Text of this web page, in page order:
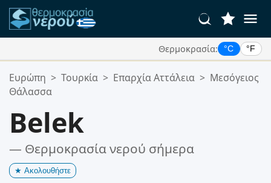
Θερμοκρασία: °C °F
Οι Αγαπημένες σας Τοποθεσίες:
Η λίστα αγαπημένων σας είναι άδεια.
Ευρώπη > Τουρκία > Επαρχία Αττάλεια > Μεσόγειος
Θάλασσα
Belek
— Θερμοκρασία νερού σήμερα
★ Ακολουθήστε